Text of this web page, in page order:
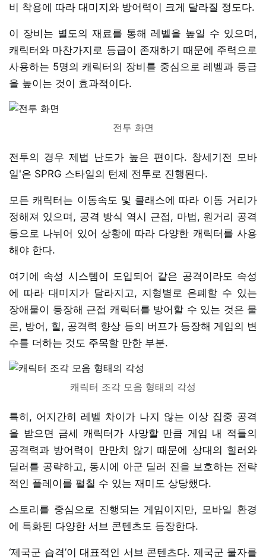
비 착용에 따라 대미지와 방어력이 크게 달라질 정도다.
이 장비는 별도의 재료를 통해 레벨을 높일 수 있으며,
캐릭터와 마찬가지로 등급이 존재하기 때문에 주력으로
사용하는 5명의 캐릭터의 장비를 중심으로 레벨과 등급
을 높이는 것이 효과적이다.
전투 화면
전투의 경우 제법 난도가 높은 편이다. 창세기전 모바
일'은 SPRG 스타일의 턴제 전투로 진행된다.
모든 캐릭터는 이동속도 및 클래스에 따라 이동 거리가
정해져 있으며, 공격 방식 역시 근접, 마법, 원거리 공격
등으로 나뉘어 있어 상황에 따라 다양한 캐릭터를 사용
해야 한다.
여기에 속성 시스템이 도입되어 같은 공격이라도 속성
에 따라 대미지가 달라지고, 지형별로 은폐할 수 있는
장애물이 등장해 근접 캐릭터를 방어할 수 있는 것은 물
론, 방어, 힐, 공격력 향상 등의 버프가 등장해 게임의 변
수를 더하는 것도 주목할 만한 부분.
캐릭터 조각 모음 형태의 각성
특히, 어지간히 레벨 차이가 나지 않는 이상 집중 공격
을 받으면 금세 캐릭터가 사망할 만큼 게임 내 적들의
공격력과 방어력이 만만치 않기 때문에 상대의 힐러와
딜러를 공략하고, 동시에 아군 딜러 진을 보호하는 전략
적인 플레이를 펼칠 수 있는 재미도 상당했다.
스토리를 중심으로 진행되는 게임이지만, 모바일 환경
에 특화된 다양한 서브 콘텐츠도 등장한다.
‘제국군 습격’이 대표적인 서브 콘텐츠다. 제국군 물자를